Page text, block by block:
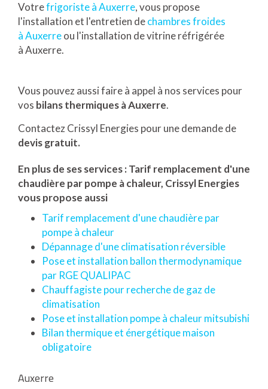
Votrefrigoriste à Auxerre, vous propose
l'installation et l'entretien dechambres froides
à Auxerreou l'installation de vitrine réfrigérée
à Auxerre.
Vous pouvez aussi faire à appel à nos services pour
vos bilans thermiques à Auxerre.
Contactez Crissyl Energies pour une demande de
devis gratuit.
En plus de ses services : Tarif remplacement d'une
chaudière par pompe à chaleur, Crissyl Energies
vous propose aussi
Tarif remplacement d'une chaudière par
pompe à chaleur
Dépannage d'une climatisation réversible
Pose et installation ballon thermodynamique
par RGE QUALIPAC
Chauffagiste pour recherche de gaz de
climatisation
Pose et installation pompe à chaleur mitsubishi
Bilan thermique et énergétique maison
obligatoire
Auxerre